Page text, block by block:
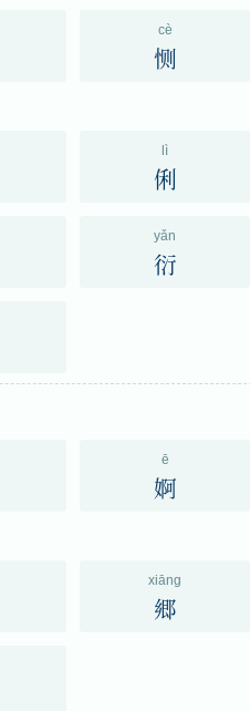
cè
恻
lì
俐
yǎn
衍
ē
婀
xiāng
郷